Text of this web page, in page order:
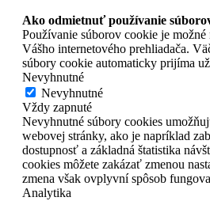
Ako odmietnuť používanie
Používanie súborov cookie je
Vášho internetového prehliadača.
súbory cookie automaticky prijíma
Nevyhnutné
Nevyhnutné
Vždy zapnuté
Nevyhnutné súbory cookies
webovej stránky, ako je napríklad
dostupnosť a základná štatistika
cookies môžete zakázať zmenou
zmena však ovplyvní spôsob
Analytika